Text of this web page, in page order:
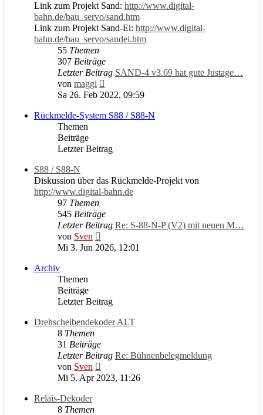
Link zum Projekt Sand: http://www.digital-
bahn.de/bau_servo/sand.htm
Link zum Projekt Sand-Ei: http://www.digital-
bahn.de/bau_servo/sandei.htm
55 Themen
307 Beiträge
Letzter Beitrag SAND-4 v3.69 hat gute Justage…
von maggi
Beitrag
Sa 26. Feb 2022, 09:59
Rückmelde-System S88 / S88-N
Themen
Beiträge
Letzter Beitrag
S88 / S88-N
Diskussion über das Rückmelde-Projekt von
http://www.digital-bahn.de
97 Themen
545 Beiträge
Letzter Beitrag Re: S-88-N-P (V2) mit neuen M…
von Sven
Beitrag
Mi 3. Jun 2026, 12:01
Archiv
Themen
Beiträge
Letzter Beitrag
Drehscheibendekoder ALT
8 Themen
31 Beiträge
Letzter Beitrag Re: Bühnenbelegmeldung
von Sven
Beitrag
Mi 5. Apr 2023, 11:26
Relais-Dekoder
8 Themen